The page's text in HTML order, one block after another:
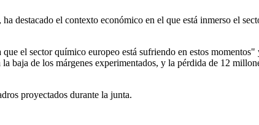
destacado el contexto económico en el que está inmerso el
el sector químico europeo está sufriendo en estos
baja de los márgenes experimentados, y la pérdida de 12
proyectados durante la junta.